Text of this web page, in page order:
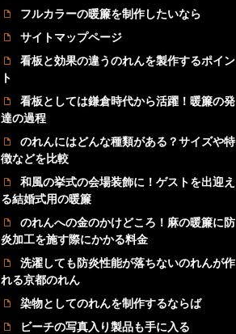
フルカラーの暖簾を制作したいなら
サイトマップページ
看板と効果の違うのれんを製作するポイン
ト
看板としては鎌倉時代から活躍！暖簾の発
達の過程
のれんにはどんな種類がある？サイズや特
徴などを比較
和風の挙式の会場装飾に！ゲストを出迎え
る結婚式用の暖簾
のれんへの金のかけどころ！麻の暖簾に防
炎加工を施す際にかかる料金
洗濯しても防炎性能が落ちないのれんが作
れる京都のれん
染物としてのれんを制作するならば
ビーチの写真入り製品も手に入る